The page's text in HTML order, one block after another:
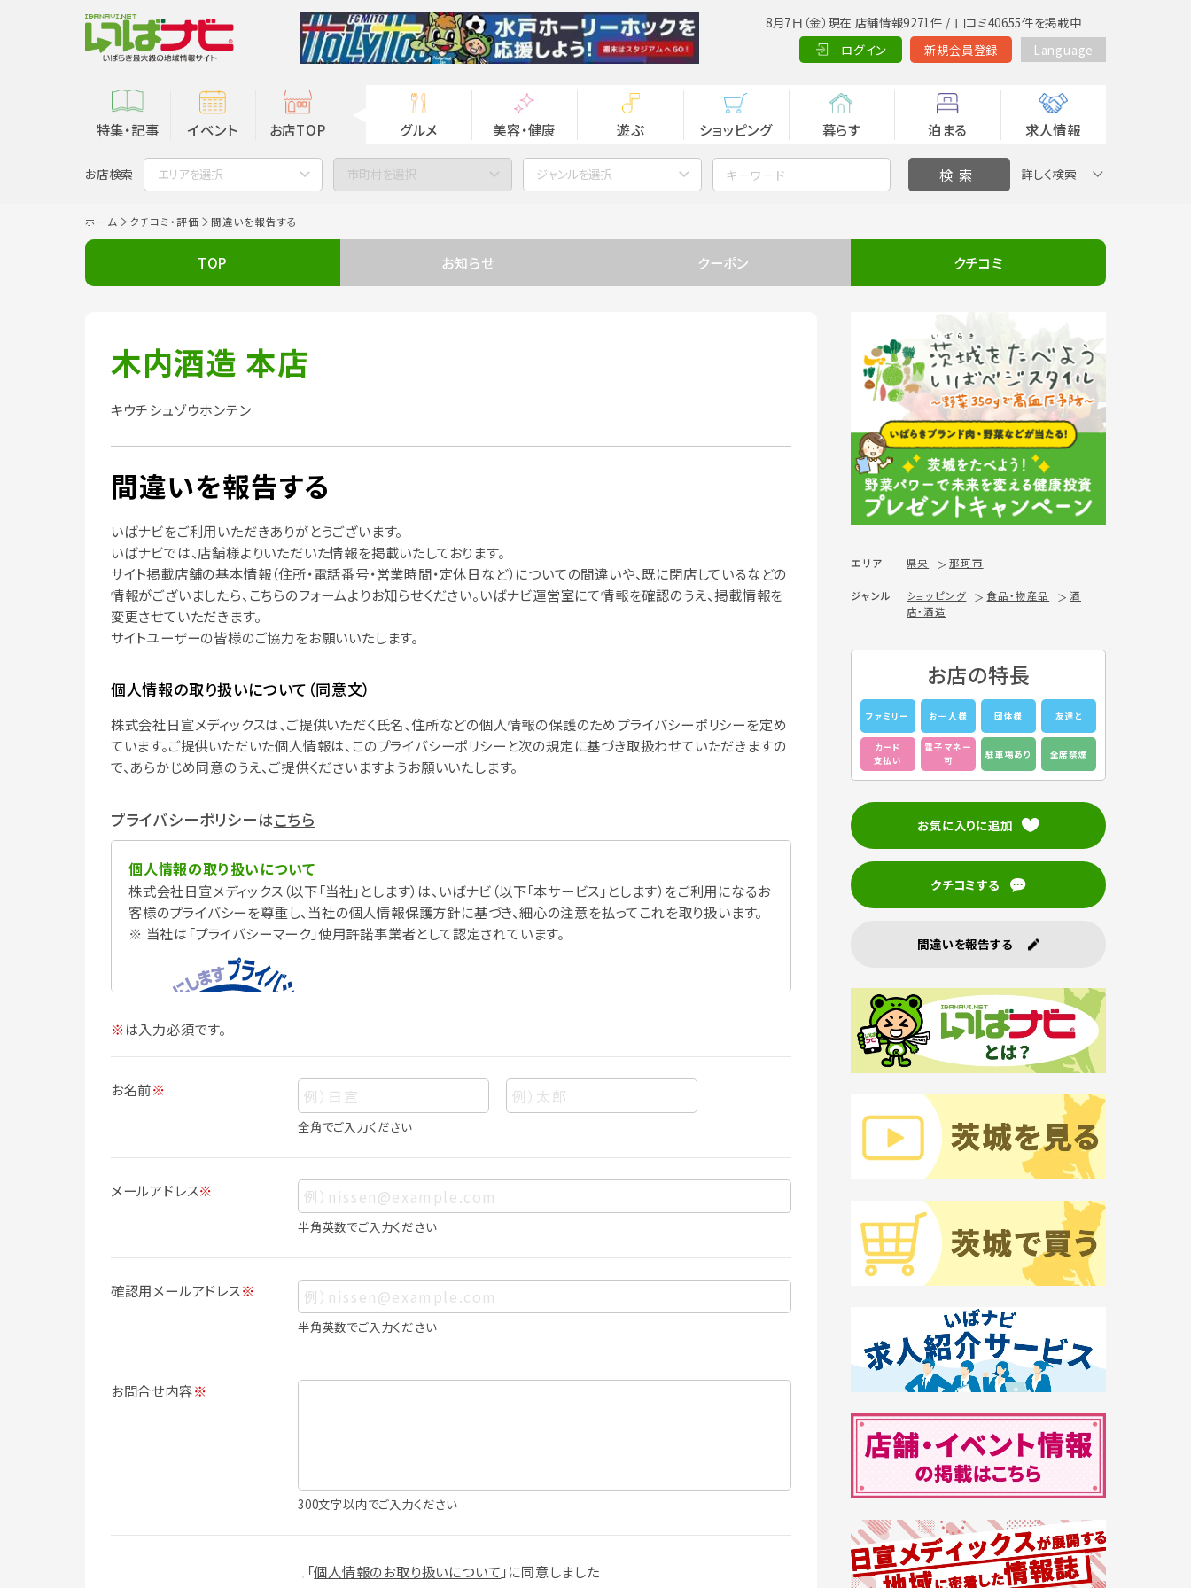
8月7日（金）現在 店舗情報9271件 / 口コミ40655件を掲載中
ログイン
新規会員登録 Language
特集・記事 イベント お店TOP グルメ 美容・健康 遊ぶ ショッピング 暮らす 泊まる 求人情報
お店検索 エリアを選択 市町村を選択 ジャンルを選択 詳しく検索
ホーム クチコミ・評価 間違いを報告する
TOP お知らせ クーポン クチコミ
木内酒造 本店
キウチシュゾウホンテン
間違いを報告する
いばナビをご利用いただきありがとうございます。
いばナビでは、店舗様よりいただいた情報を掲載いたしております。
サイト掲載店舗の基本情報（住所・電話番号・営業時間・定休日など）についての間違いや、既に閉店しているなどの
情報がございましたら、こちらのフォームよりお知らせください。いばナビ運営室にて情報を確認のうえ、掲載情報を
変更させていただきます。
サイトユーザーの皆様のご協力をお願いいたします。
個人情報の取り扱いについて（同意文）
株式会社日宣メディックスは、ご提供いただく氏名、住所などの個人情報の保護のためプライバシーポリシーを定め
ています。ご提供いただいた個人情報は、このプライバシーポリシーと次の規定に基づき取扱わせていただきますの
で、あらかじめ同意のうえ、ご提供くださいますようお願いいたします。
プライバシーポリシーはこちら
個人情報の取り扱いについて
株式会社日宣メディックス（以下「当社」とします）は、いばナビ（以下「本サービス」とします）をご利用になるお
客様のプライバシーを尊重し、当社の個人情報保護方針に基づき、細心の注意を払ってこれを取り扱います。
※ 当社は「プライバシーマーク」使用許諾事業者として認定されています。
個人情報
個人情報とは、お客様個人に関する情報であって、当該情報を構成する氏名、住所、電話番号、メールアドレ
ス、生年月日、写真その他の記述等により、お客様個人を特定できるものをいいます。また、その情報のみで
は識別できない場合でも、他の情報と容易に照合することで、結果的にお客様個人を識別できるものも個
個人情報の利用目的について
本サービスにおける個人情報の利用目的は以下の通りであり、これらの目的達成の範囲を超えてお客様の
個人情報を利用することはありません。
・会員ポイントプログラムの運営
・各種お申込みや、お問い合わせへの対応
・投稿したクチコミ情報、写真の本サービスへの掲載
※は入力必須です。
お名前※
全角でご入力ください
メールアドレス※
半角英数でご入力ください
確認用メールアドレス※
半角英数でご入力ください
お問合せ内容※
300文字以内でご入力ください
「個人情報のお取り扱いについて 」に同意しました
エリア 県央 那珂市
ジャンル ショッピング 食品・物産品
酒
店・酒造
お店の特長
ファミリー お一人様 団体様 友達と
カード
支払い
電子マネー
可
駐車場あり 全席禁煙
お気に入りに追加
クチコミする
間違いを報告する